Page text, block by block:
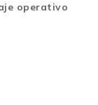
operativo